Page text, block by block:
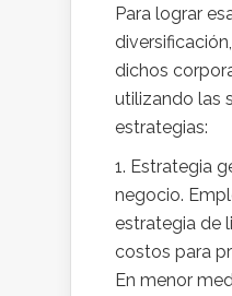
Para lograr
dichos
utilizando las
estrategias:
Estrategia
negocio.
estrategia de
costos para
En menor